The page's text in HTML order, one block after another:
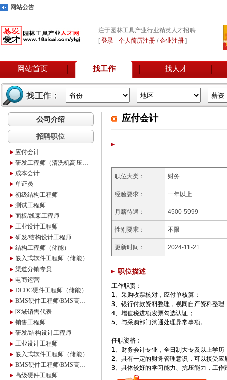
网站公告
注于园林工具产业行业精英人才招聘
[登录 - 个人简历注册 /企业注册 ]
网站首页 找工作 找人才
公司介绍
招聘职位
应付会计
研发工程师（清洗机高压泵）
成本会计
单证员
初级结构工程师
测试工程师
面板/线束工程师
工业设计工程师
研发/结构设计工程师
结构工程师（储能）
嵌入式软件工程师（储能）
渠道分销专员
电商运营
DCDC硬件工程师（储能）
BMS硬件工程师/BMS高级硬件工程师
区域销售代表
销售工程师
研发/结构设计工程师
工业设计工程师
嵌入式软件工程师（储能）
BMS硬件工程师/BMS高级硬件工程师
高级硬件工程师
应付会计
职位大类： 财务
经验要求： 一年以上
月薪待遇： 4500-5999
性别要求： 不限
更新时间： 2024-11-21
职位描述
工作职责：
1、采购收票核对，应付单核算；
3、银行付款资料整理，视同自产资料整理
4、增值税进项发票勾选认证；
5、与采购部门沟通处理异常事项。
任职资格：
1、财务会计专业，全日制大专及以上学历
2、具有一定的财务管理意识，可以接受应
3、具体较好的学习能力、抗压能力，工